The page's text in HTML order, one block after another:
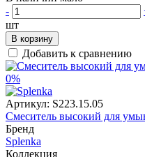
-
шт
В корзину
Добавить к сравнению
0%
Артикул: S223.15.05
Смеситель высокий для
Бренд
Splenka
Коллекция